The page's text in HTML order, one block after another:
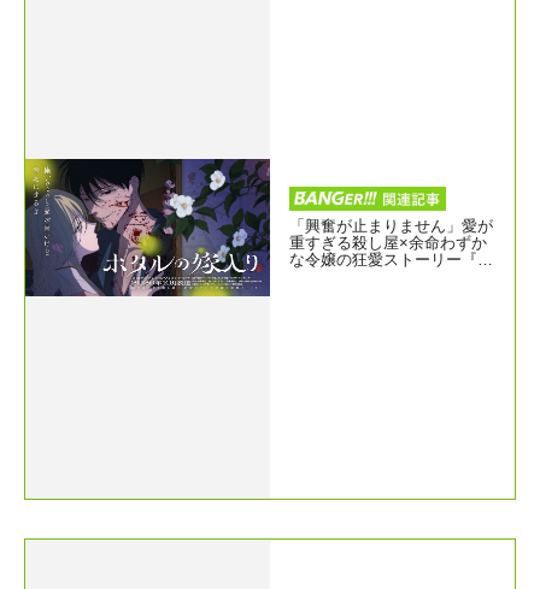
「興奮が止まりません」愛が
重すぎる殺し屋×余命わずか
な令嬢の狂愛ストーリー『ホ